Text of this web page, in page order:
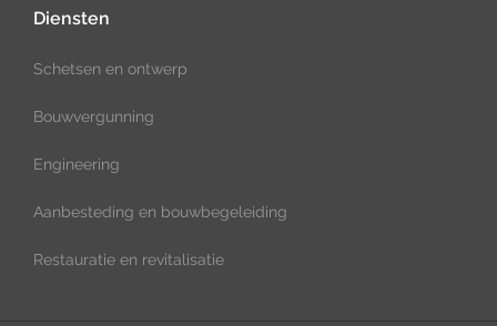
Diensten
Schetsen en ontwerp
Bouwvergunning
Engineering
Aanbesteding en bouwbegeleiding
Restauratie en revitalisatie